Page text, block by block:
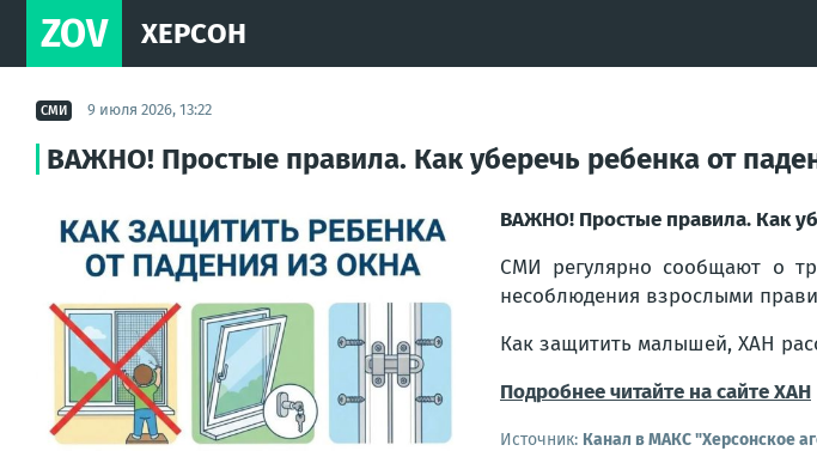
ZOV ХЕРСОН
СМИ 9 июля 2026, 13:22
ВАЖНО! Простые правила. Как уберечь ребенка от
ВАЖНО! Простые правила. Как
СМИ регулярно сообщают о
несоблюдения взрослыми
Как защитить малышей, ХАН
Подробнее читайте на сайте ХАН
Источник: Канал в МАКС "Херсонское